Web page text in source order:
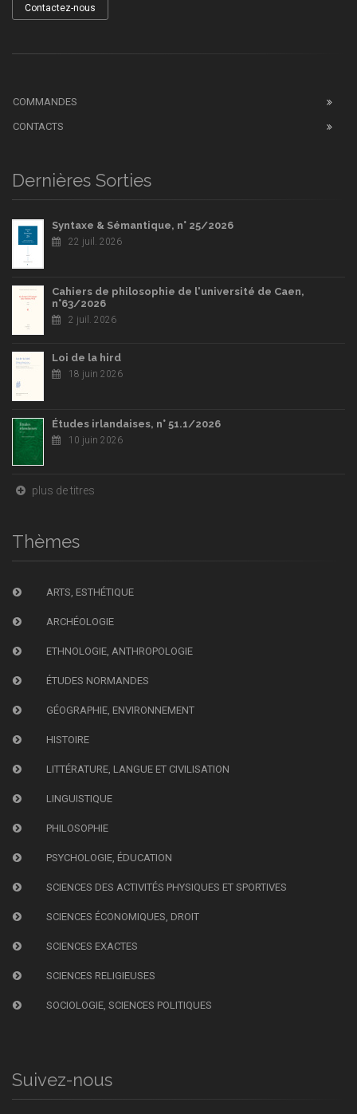
Contactez-nous
COMMANDES
CONTACTS
Dernières Sorties
Syntaxe & Sémantique, n° 25/2026
22 juil. 2026
Cahiers de philosophie de l'université de Caen,
n°63/2026
2 juil. 2026
Loi de la hird
18 juin 2026
Études irlandaises, n° 51.1/2026
10 juin 2026
plus de titres
Thèmes
ARTS, ESTHÉTIQUE
ARCHÉOLOGIE
ETHNOLOGIE, ANTHROPOLOGIE
ÉTUDES NORMANDES
GÉOGRAPHIE, ENVIRONNEMENT
HISTOIRE
LITTÉRATURE, LANGUE ET CIVILISATION
LINGUISTIQUE
PHILOSOPHIE
PSYCHOLOGIE, ÉDUCATION
SCIENCES DES ACTIVITÉS PHYSIQUES ET SPORTIVES
SCIENCES ÉCONOMIQUES, DROIT
SCIENCES EXACTES
SCIENCES RELIGIEUSES
SOCIOLOGIE, SCIENCES POLITIQUES
Suivez-nous